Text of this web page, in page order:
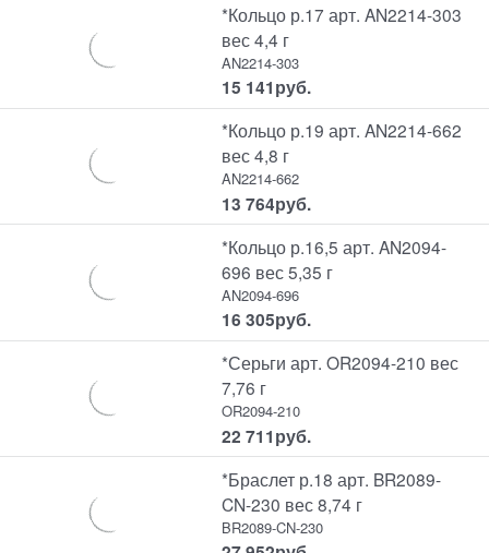
*Кольцо р.17 арт. AN2214-303
вес 4,4 г
AN2214-303
15 141руб.
*Кольцо р.19 арт. AN2214-662
вес 4,8 г
AN2214-662
13 764руб.
*Кольцо р.16,5 арт. AN2094-
696 вес 5,35 г
AN2094-696
16 305руб.
*Серьги арт. OR2094-210 вес
7,76 г
OR2094-210
22 711руб.
*Браслет р.18 арт. BR2089-
CN-230 вес 8,74 г
BR2089-CN-230